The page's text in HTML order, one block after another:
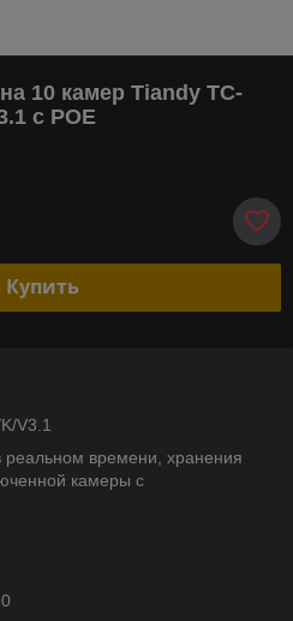
10 камер Tiandy TC-
с POE
Купить
V3.1
времени, хранения
камеры с